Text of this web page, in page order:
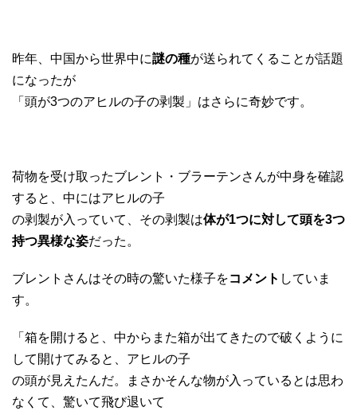
昨年、中国から世界中に謎の種が送られてくることが話題
になったが
「頭が3つのアヒルの子の剥製」はさらに奇妙です。
荷物を受け取ったブレント・ブラーテンさんが中身を確認
すると、中にはアヒルの子
の剥製が入っていて、その剥製は体が1つに対して頭を3つ
持つ異様な姿だった。
ブレントさんはその時の驚いた様子をコメント していま
す。
「箱を開けると、中からまた箱が出てきたので破くように
して開けてみると、アヒルの子
の頭が見えたんだ。まさかそんな物が入っているとは思わ
なくて、驚いて飛び退いて